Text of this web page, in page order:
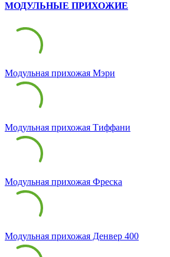
МОДУЛЬНЫЕ ПРИХОЖИЕ
Модульная прихожая Мэри
Модульная прихожая Тиффани
Модульная прихожая Фреска
Модульная прихожая Денвер 400